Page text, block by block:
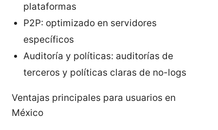
plataformas
P2P: optimizado en servidores
específicos
Auditoría y políticas: auditorías de
terceros y políticas claras de no-logs
Ventajas principales para usuarios en
México